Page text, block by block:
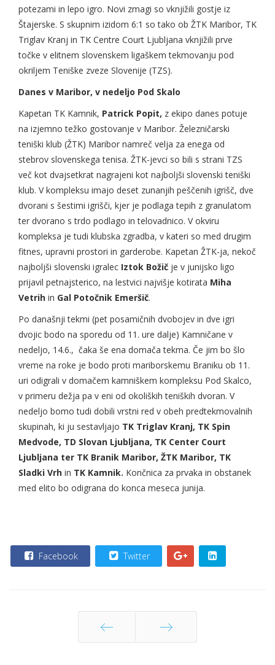
potezami in lepo igro. Novi zmagi so vknjižili gostje iz
Štajerske. S skupnim izidom 6:1 so tako ob ŽTK Maribor, TK
Triglav Kranj in TK Centre Court Ljubljana vknjižili prve
točke v elitnem slovenskem ligaškem tekmovanju pod
okriljem Teniške zveze Slovenije (TZS).
Danes v Maribor, v nedeljo Pod Skalo
Kapetan TK Kamnik, Patrick Popit, z ekipo danes potuje
na izjemno težko gostovanje v Maribor. Železničarski
teniški klub (ŽTK) Maribor namreč velja za enega od
stebrov slovenskega tenisa. ŽTK-jevci so bili s strani TZS
več kot dvajsetkrat nagrajeni kot najboljši slovenski teniški
klub. V kompleksu imajo deset zunanjih peščenih igrišč, dve
dvorani s šestimi igrišči, kjer je podlaga tepih z granulatom
ter dvorano s trdo podlago in telovadnico. V okviru
kompleksa je tudi klubska zgradba, v kateri so med drugim
fitnes, upravni prostori in garderobe. Kapetan ŽTK-ja, nekoč
najboljši slovenski igralec Iztok Božič je v junijsko ligo
prijavil petnajsterico, na lestvici najvišje kotirata Miha
Vetrih in Gal Potočnik Emeršič.
Po današnji tekmi (pet posamičnih dvobojev in dve igri
dvojic bodo na sporedu od 11. ure dalje) Kamničane v
nedeljo, 14.6., čaka še ena domača tekma. Če jim bo šlo
vreme na roke je bodo proti mariborskemu Braniku ob 11.
uri odigrali v domačem kamniškem kompleksu Pod Skalco,
v primeru dežja pa v eni od okoliških teniških dvoran. V
nedeljo bomo tudi dobili vrstni red v obeh predtekmovalnih
skupinah, ki ju sestavljajo TK Triglav Kranj, TK Spin
Medvode, TD Slovan Ljubljana, TK Center Court
Ljubljana ter TK Branik Maribor, ŽTK Maribor, TK
Sladki Vrh in TK Kamnik. Končnica za prvaka in obstanek
med elito bo odigrana do konca meseca junija.
Facebook Twitter